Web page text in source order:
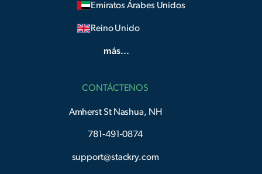
Emiratos Árabes Unidos
Reino Unido
más...
CONTÁCTENOS
Amherst St Nashua, NH
781-491-0874
support@stackry.com